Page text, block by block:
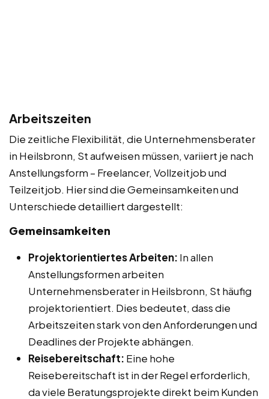
Arbeitszeiten
Die zeitliche Flexibilität, die Unternehmensberater
in Heilsbronn, St aufweisen müssen, variiert je nach
Anstellungsform – Freelancer, Vollzeitjob und
Teilzeitjob. Hier sind die Gemeinsamkeiten und
Unterschiede detailliert dargestellt:
Gemeinsamkeiten
Projektorientiertes Arbeiten: In allen
Anstellungsformen arbeiten
Unternehmensberater in Heilsbronn, St häufig
projektorientiert. Dies bedeutet, dass die
Arbeitszeiten stark von den Anforderungen und
Deadlines der Projekte abhängen.
Reisebereitschaft: Eine hohe
Reisebereitschaft ist in der Regel erforderlich,
da viele Beratungsprojekte direkt beim Kunden